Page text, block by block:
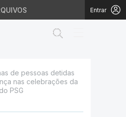
Entrar
da
de pessoas detidas
nas celebrações da
PSG